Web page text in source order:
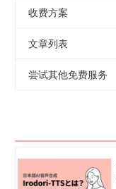
收费方案
文章列表
尝试其他免费服务